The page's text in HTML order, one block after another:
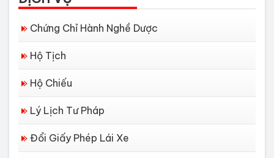
Chứng Chỉ Hành Nghề Dược
Hộ Tịch
Hộ Chiếu
Lý Lịch Tư Pháp
Đổi Giấy Phép Lái Xe